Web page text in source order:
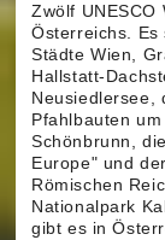
Zwölf
Österreichs.
Städte Wien,
Hallstatt-
Neusiedlersee,
Pfahlbauten
Schönbrunn,
Europe" und
Römischen
Nationalpark
gibt es in